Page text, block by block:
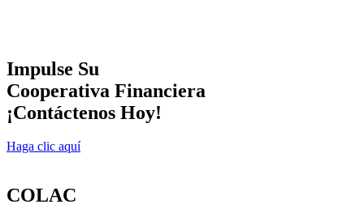
Impulse Su
Cooperativa Financiera
¡Contáctenos Hoy!
Haga clic aquí
COLAC